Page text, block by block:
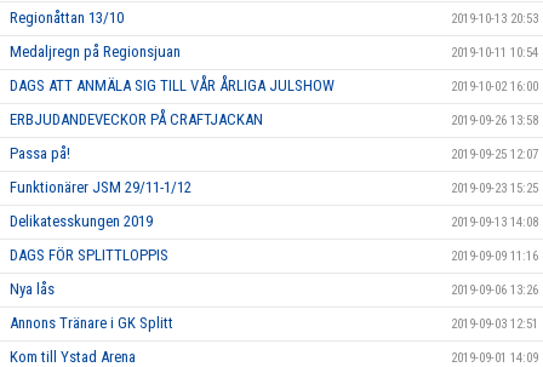
Regionåttan 13/10 2019-10-13 20:53
Medaljregn på Regionsjuan 2019-10-11 10:54
DAGS ATT ANMÄLA SIG TILL VÅR ÅRLIGA JULSHOW 2019-10-02 16:00
ERBJUDANDEVECKOR PÅ CRAFTJACKAN 2019-09-26 13:58
Passa på! 2019-09-25 12:07
Funktionärer JSM 29/11-1/12 2019-09-23 15:25
Delikatesskungen 2019 2019-09-13 14:08
DAGS FÖR SPLITTLOPPIS 2019-09-09 11:16
Nya lås 2019-09-06 13:26
Annons Tränare i GK Splitt 2019-09-03 12:51
Kom till Ystad Arena 2019-09-01 14:09